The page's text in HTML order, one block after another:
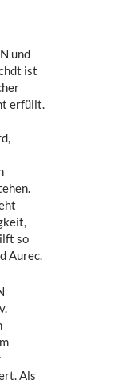
und
ist
erfüllt.
so
Aurec.
Als